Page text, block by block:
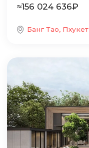
≈156 024 636₽
Банг Тао, Пхукет